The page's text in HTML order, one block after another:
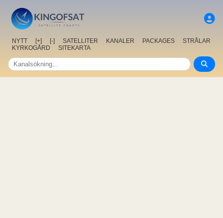
NYTT [+] [-] SATELLITER KANALER PACKAGES
STRÅLAR
KYRKOGÅRD
SITEKARTA